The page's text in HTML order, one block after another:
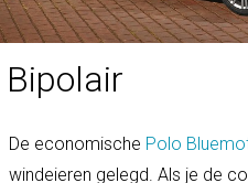
Bipolair
De economische Polo
windeieren gelegd. Als je de